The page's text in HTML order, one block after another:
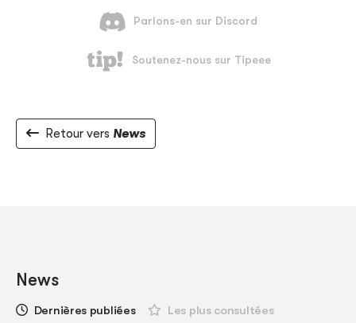
Retour vers News
News
Dernières publiées Les plus consultées